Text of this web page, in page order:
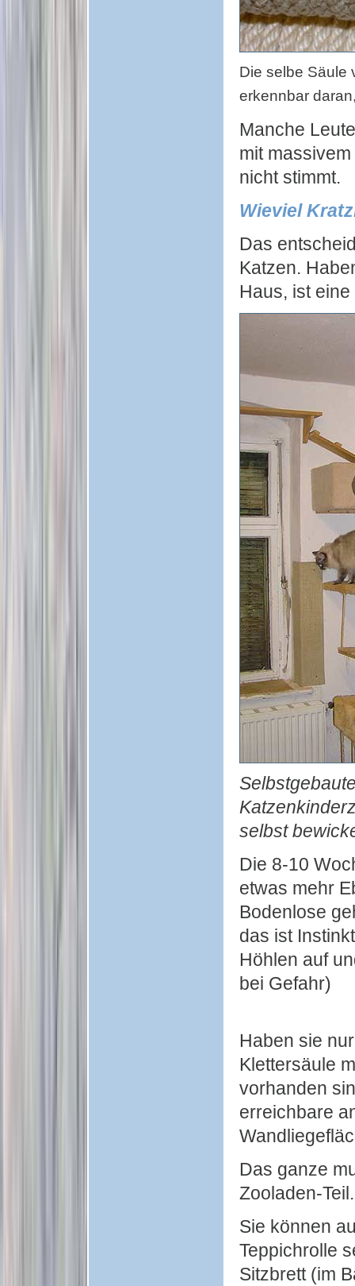
Die selbe Säule
erkennbar
Manche
mit
nicht stimmt.
Wieviel
Das
Katzen.
Haus, ist
selbst
Die 8-10
etwas mehr
Bodenlose
das ist
Höhlen auf
bei Gefahr)
Haben sie
Klettersäule
vorhanden
erreichbare
Das ganze
Zooladen-Teil.
Sie können
Teppichrolle
Sitzbrett (im